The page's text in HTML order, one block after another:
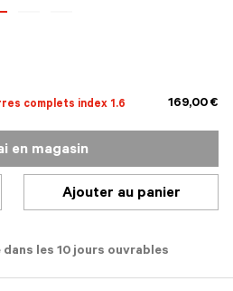
complets index 1.6 169,00 €
en magasin
Ajouter au panier
les 10 jours ouvrables